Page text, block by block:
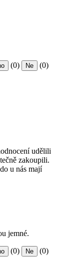
(0) Ne (0)
udělili
zakoupili.
u nás mají
jemné.
(0) Ne (0)